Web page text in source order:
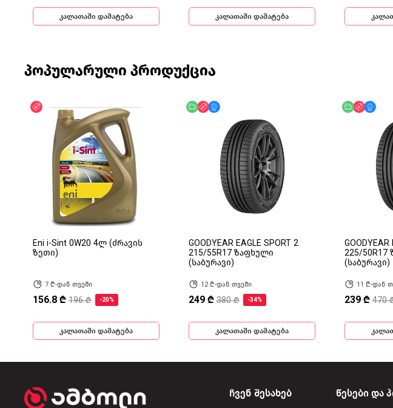
კალათაში დამატება კალათაში დამატება
პოპულარული პროდუქცია
ფასდაკლება
Eni i-Sint 0W20 4ლ (ძრავის
ზეთი)
7 ₾-დან თვეში
156.8 ₾ 196 ₾ -20%
კალათაში დამატება
უფასო მიწოდება
ფასდაკლება
GOODYEAR EAGLE SPORT 2
215/55R17 ზაფხული
(საბურავი)
12 ₾-დან თვეში
249 ₾ 380 ₾ -34%
კალათაში დამატება
უფასო
GOODYEAR
225/50R17
(საბურავი)
11 ₾-დან
239 ₾ 470
ჩვენ შესახებ წესები და